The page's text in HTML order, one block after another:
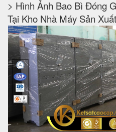
> Hình Ảnh Bao Bì Đóng
Tại Kho Nhà Máy Sản